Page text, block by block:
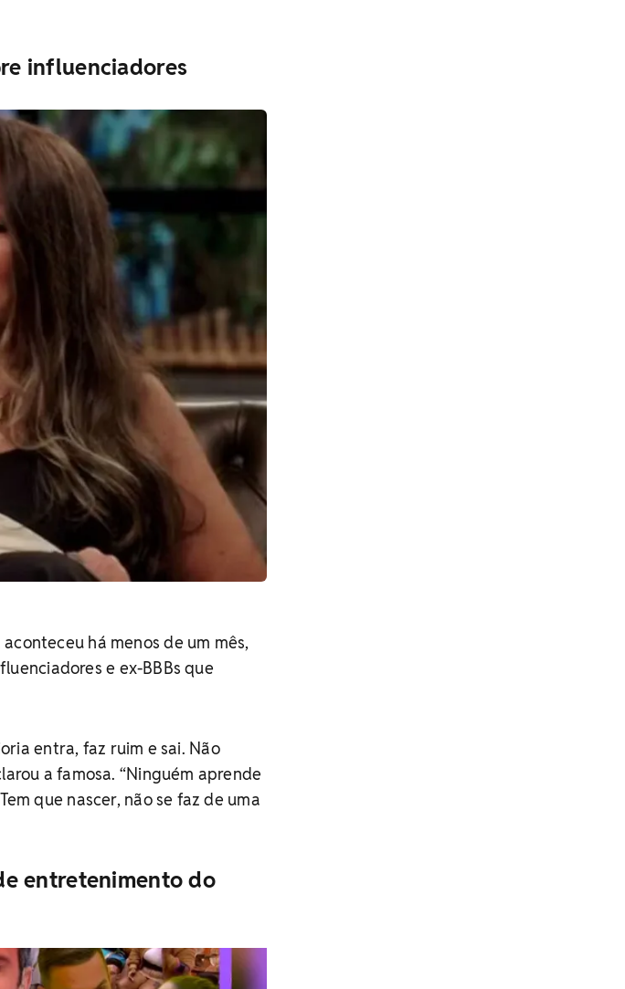
influenciadores
há menos de um mês,
e ex-BBBs que
entra, faz ruim e sai. Não
a famosa. “Ninguém aprende
que nascer, não se faz de uma
entretenimento do